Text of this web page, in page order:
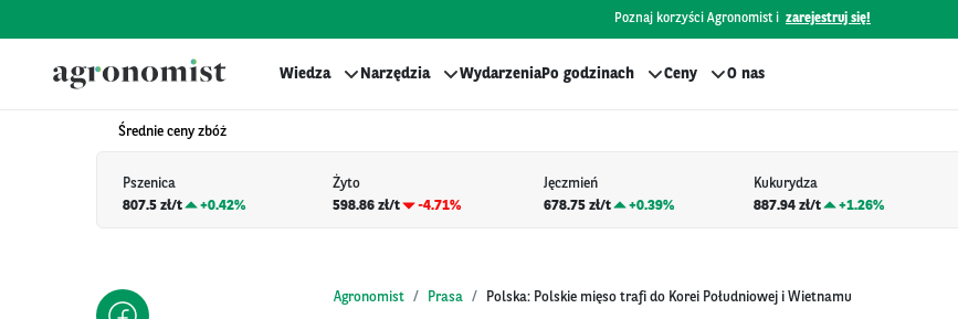
Poznaj korzyści Agronomist i zarejestruj się!
Wiedza Narzędzia WydarzeniaPo godzinach Ceny O nas
Średnie ceny zbóż
Pszenica
807.5 zł/t
+0.42%
Żyto
598.86 zł/t
-4.71%
Jęczmień
678.75 zł/t
+0.39%
Kukurydza
887.94 zł/t
+1.26%
Agronomist Prasa Polska: Polskie mięso trafi do Korei Południowej i Wietnamu